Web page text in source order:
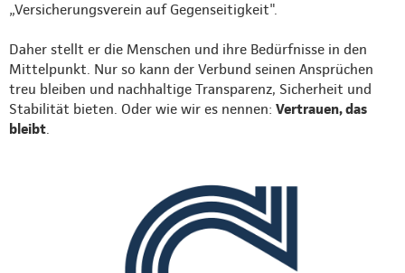
„Versicherungsverein auf Gegenseitigkeit".
Daher stellt er die Menschen und ihre Bedürfnisse in den
Mittelpunkt. Nur so kann der Verbund seinen Ansprüchen
treu bleiben und nachhaltige Transparenz, Sicherheit und
Stabilität bieten. Oder wie wir es nennen: Vertrauen, das
bleibt.